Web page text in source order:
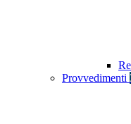
Provvedimenti